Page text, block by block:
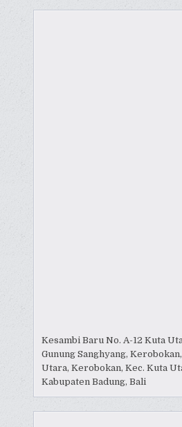
Kesambi Baru No. A-12 Kuta
Gunung Sanghyang,
Utara, Kerobokan, Kec. Kuta
Kabupaten Badung, Bali